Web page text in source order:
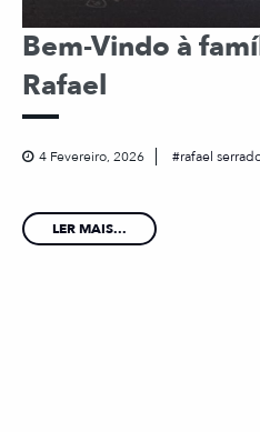
Bem-Vindo à
Rafael
4 Fevereiro, 2026 rafael
LER MAIS...